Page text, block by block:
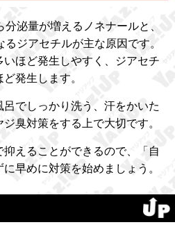
泌量が増えるノネナールと、
ジアセチルが主な原因です。
いほど発生しやすく、ジアセチ
発生します。
でしっかり洗う、汗をかいた
臭対策をする上で大切です。
えることができるので、「自
早めに対策を始めましょう。